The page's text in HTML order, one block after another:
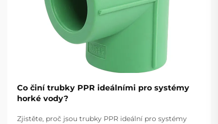
Co činí trubky PPR ideálními pro systémy
horké vody?
Zjistěte, proč jsou trubky PPR ideální pro systémy